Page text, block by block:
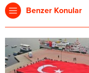
Benzer Konular